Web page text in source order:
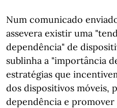
Num comunicado
assevera existir uma
dependência" de
sublinha a "importância
estratégias que
dos dispositivos móveis,
dependência e